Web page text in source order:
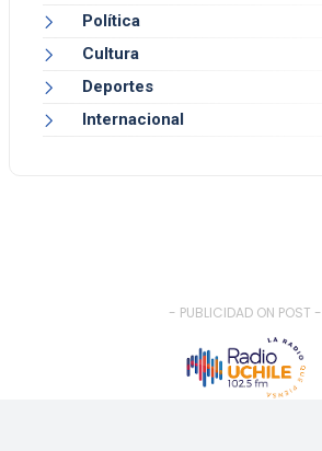
Política
Cultura
Deportes
Internacional
- PUBLICIDAD ON POST -